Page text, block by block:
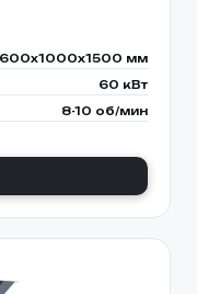
мм
60 кВт
8-10 об/мин